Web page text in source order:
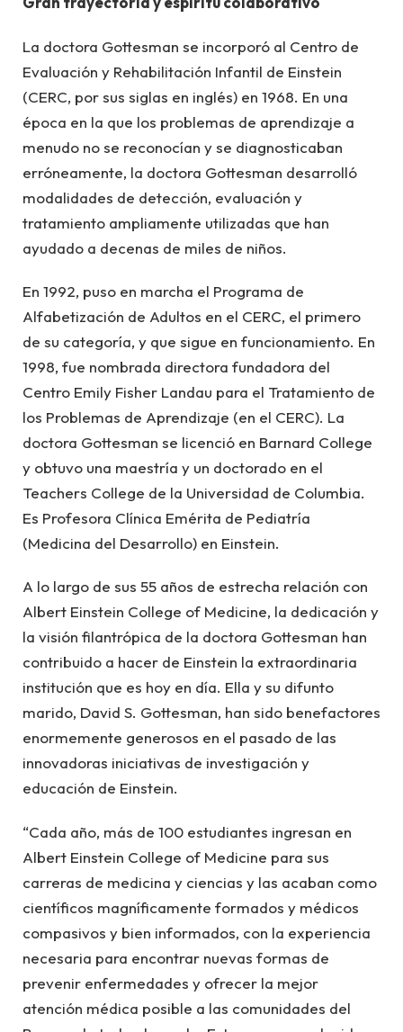
La doctora Gottesman se incorporó al Centro de
Evaluación y Rehabilitación Infantil de Einstein
(CERC, por sus siglas en inglés) en 1968. En una
época en la que los problemas de aprendizaje a
menudo no se reconocían y se diagnosticaban
erróneamente, la doctora Gottesman desarrolló
modalidades de detección, evaluación y
tratamiento ampliamente utilizadas que han
ayudado a decenas de miles de niños.
En 1992, puso en marcha el Programa de
Alfabetización de Adultos en el CERC, el primero
de su categoría, y que sigue en funcionamiento. En
1998, fue nombrada directora fundadora del
Centro Emily Fisher Landau para el Tratamiento de
los Problemas de Aprendizaje (en el CERC). La
doctora Gottesman se licenció en Barnard College
y obtuvo una maestría y un doctorado en el
Teachers College de la Universidad de Columbia.
Es Profesora Clínica Emérita de Pediatría
(Medicina del Desarrollo) en Einstein.
A lo largo de sus 55 años de estrecha relación con
Albert Einstein College of Medicine, la dedicación y
la visión filantrópica de la doctora Gottesman han
contribuido a hacer de Einstein la extraordinaria
institución que es hoy en día. Ella y su difunto
marido, David S. Gottesman, han sido benefactores
enormemente generosos en el pasado de las
innovadoras iniciativas de investigación y
educación de Einstein.
“Cada año, más de 100 estudiantes ingresan en
Albert Einstein College of Medicine para sus
carreras de medicina y ciencias y las acaban como
científicos magníficamente formados y médicos
compasivos y bien informados, con la experiencia
necesaria para encontrar nuevas formas de
prevenir enfermedades y ofrecer la mejor
atención médica posible a las comunidades del